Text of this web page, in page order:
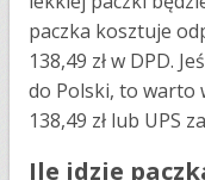
paczka kosztuje
138,49 zł w DPD.
do Polski, to warto
138,49 zł lub UPS
Ile idzie